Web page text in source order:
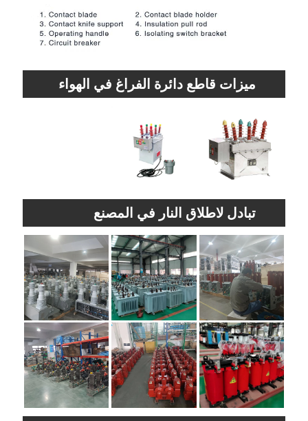
ميزات قاطع دائرة الفراغ في الهواء
تبادل لاطلاق النار في المصنع